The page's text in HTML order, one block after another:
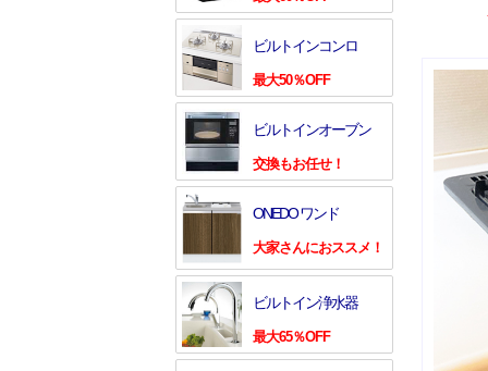
ビルトインコンロ
最大50％OFF
ビルトインオーブン
交換もお任せ！
ONEDO ワンド
大家さんにおススメ！
ビルトイン浄水器
最大65％OFF